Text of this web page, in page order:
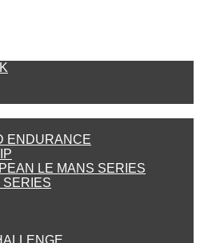
ENDURANCE
LE MANS SERIES
SERIES